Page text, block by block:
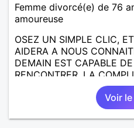
Femme divorcé(e) de 76
amoureuse
OSEZ UN SIMPLE CLIC,
AIDERA A NOUS
DEMAIN EST CAPABLE
RENCONTRER, LA
BELLES CHOSES DE LA
EN FRANCE OU
AUTRE, ET LA VIE SERA
ENCORE.....................
Voir